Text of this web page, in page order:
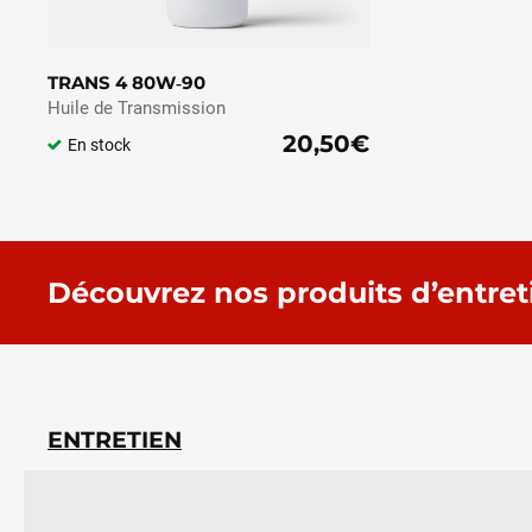
TRANS 4 80W‑90
Huile de Transmission
En stock 20,50€
Découvrez nos produits
ENTRETIEN